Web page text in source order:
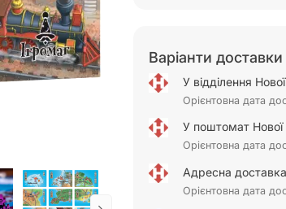
Варіанти доставки
У відділення
Орієнтовна дата
У поштомат
Орієнтовна дата
Адресна доставка
Орієнтовна дата